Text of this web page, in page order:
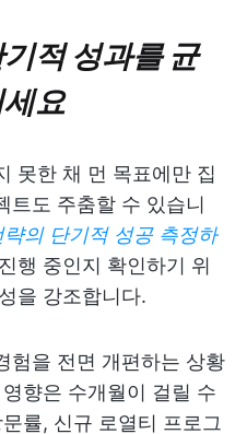
적 성과를 균
요
못한 채 먼 목표에만 집
트도 주춤할 수 있습니
략의 단기적 성공 측정하
행 중인지 확인하기 위
을 강조합니다.
험을 전면 개편하는 상황
향은 수개월이 걸릴 수
률, 신규 로열티 프로그